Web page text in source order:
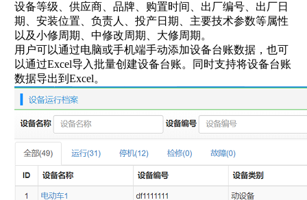
设备等级、供应商、品牌、购置时间、出厂编号、出厂日
期、安装位置、负责人、投产日期、主要技术参数等属性
以及小修周期、中修改周期、大修周期。
用户可以通过电脑或手机端手动添加设备台账数据，也可
以通过Excel导入批量创建设备台账。同时支持将设备台账
数据导出到Excel。